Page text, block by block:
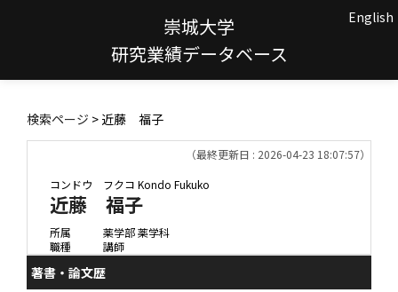
崇城大学
研究業績データベース
English
検索ページ > 近藤 福子
（最終更新日 : 2026-04-23 18:07:57）
コンドウ フクコ Kondo Fukuko
近藤 福子
所属
薬学部 薬学科
職種
講師
著書・論文歴